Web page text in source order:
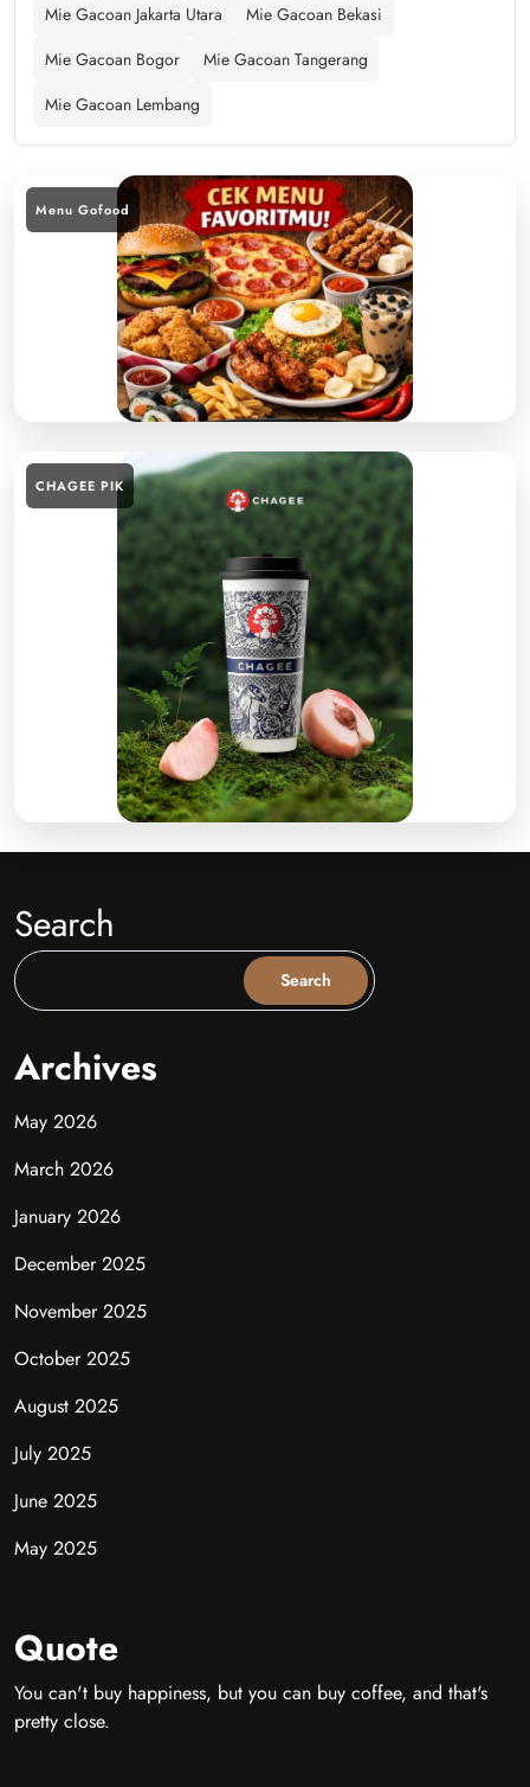
Mie Gacoan Jakarta Utara
Mie Gacoan Bekasi
Mie Gacoan Bogor
Mie Gacoan Tangerang
Mie Gacoan Lembang
Menu Gofood
CHAGEE PIK
Search
Search
Archives
May 2026
March 2026
January 2026
December 2025
November 2025
October 2025
August 2025
July 2025
June 2025
May 2025
Quote
You can't buy happiness, but you can buy coffee, and that's
pretty close.